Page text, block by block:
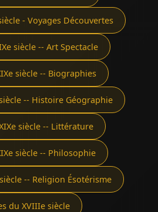
- Voyages Découvertes
siècle -- Art Spectacle
siècle -- Biographies
-- Histoire Géographie
siècle -- Littérature
siècle -- Philosophie
-- Religion Ésotérisme
du XVIIIe siècle